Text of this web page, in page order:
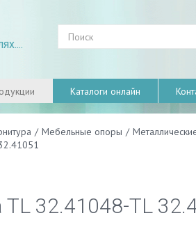
Каталоги онлайн
/ Мебельные опоры /
32.41048-TL